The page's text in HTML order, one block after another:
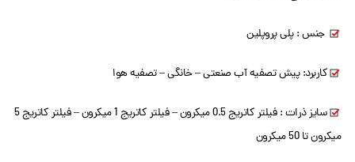
جنس : پلی پروپلین
کاربرد: پیش تصفیه آب صنعتی – خانگی – تصفیه هوا
سایز ذرات : فیلتر کاتریج 0.5 میکرون – فیلتر کاتریج 1 میکرون – فیلتر کاتریج 5
میکرون تا 50 میکرون